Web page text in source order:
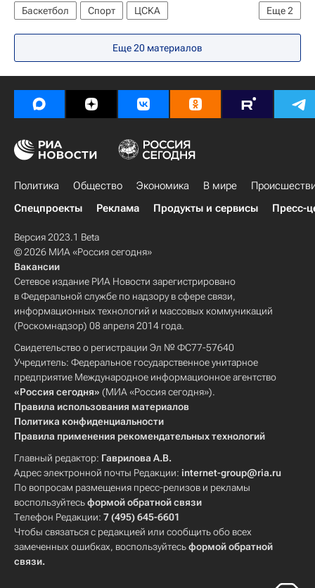
Еще2
Баскетбол Спорт
ЦСКА
Бавария (Мюнхен)
Евролига
Еще 20 материалов
Политика Общество Экономика В мире
Спецпроекты
Реклама Продукты и сервисы Пресс-
Версия 2023.1 Beta
© 2026 МИА «Россия сегодня»
Вакансии
Сетевое издание РИА Новости зарегистрировано
в Федеральной службе по надзору в сфере связи,
информационных технологий и массовых коммуникаций
(Роскомнадзор) 08 апреля 2014 года.
Свидетельство о регистрации Эл № ФС77-57640
Учредитель: Федеральное государственное унитарное
предприятие Международное информационное агентство
«Россия сегодня» (МИА «Россия сегодня»).
Правила использования материалов
Политика конфиденциальности
Правила применения рекомендательных технологий
Главный редактор: Гаврилова А.В.
Адрес электронной почты Редакции: internet-group@ria.ru
По вопросам размещения пресс-релизов и рекламы
воспользуйтесьформой обратной связи
Телефон Редакции: 7 (495) 645-6601
Чтобы связаться с редакцией или сообщить обо всех
замеченных ошибках, воспользуйтесьформой обратной
связи.